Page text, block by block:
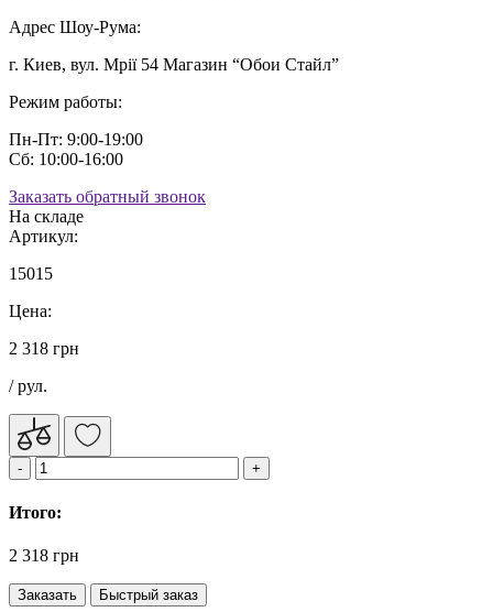
Адрес Шоу-Рума:
г. Киев, вул. Мрії 54 Магазин “Обои Стайл”
Режим работы:
Пн-Пт: 9:00-19:00
Сб: 10:00-16:00
Заказать обратный звонок
На складе
Артикул:
15015
Цена:
2 318 грн
/ рул.
Итого:
2 318 грн
Заказать Быстрый заказ